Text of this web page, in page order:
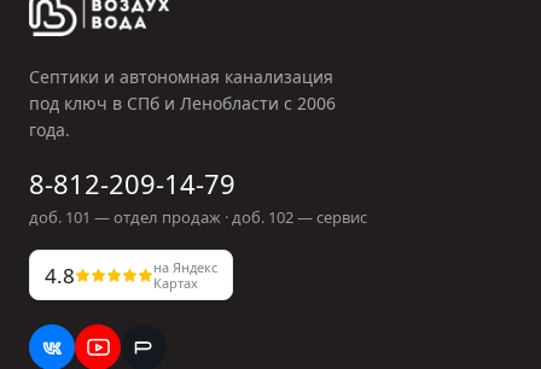
Септики и автономная канализация
под ключ в СПб и Ленобласти с 2006
года.
8-812-209-14-79
доб. 101 — отдел продаж · доб. 102— сервис
4.8
на Яндекс
Картах